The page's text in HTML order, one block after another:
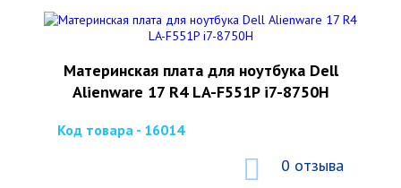
Материнская плата для ноутбука Dell
Alienware 17 R4 LA-F551P i7-8750H
Код товара - 16014
0 отзыва